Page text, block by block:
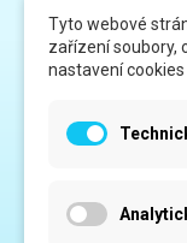
Kontakt
Tyto webové
zařízení soubory,
nastavení